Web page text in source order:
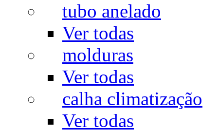
tubo anelado
Ver todas
molduras
Ver todas
calha climatização
Ver todas